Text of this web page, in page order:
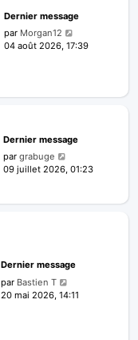
Dernier message
par Morgan12
04 août 2026, 17:39
Dernier message
pargrabuge
09 juillet 2026, 01:23
Dernier message
par Bastien T
20 mai 2026, 14:11